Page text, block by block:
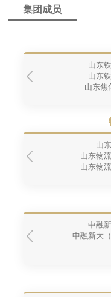
集团成员
山东
山东
山东焦
山
山东物
山东物
中融
中融新大